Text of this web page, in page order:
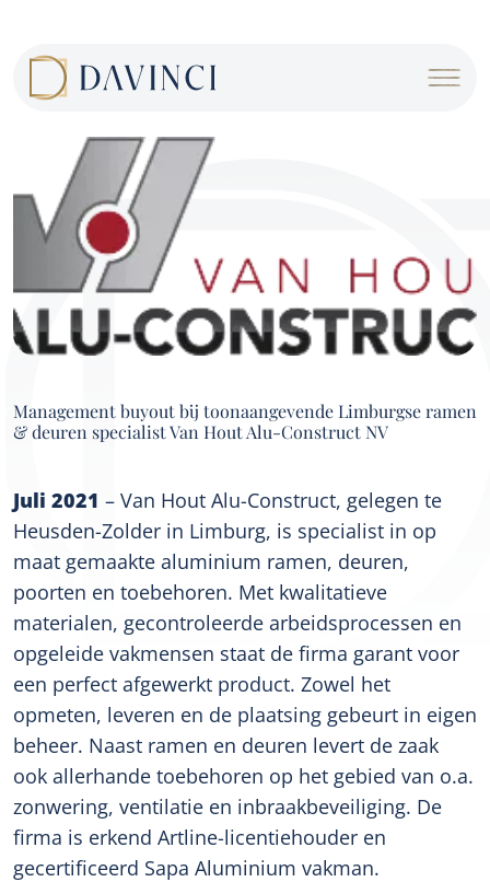
Management buyout bij toonaangevende Limburgse ramen
& deuren specialist Van Hout Alu-Construct NV
Juli 2021 – Van Hout Alu-Construct, gelegen te
Heusden-Zolder in Limburg, is specialist in op
maat gemaakte aluminium ramen, deuren,
poorten en toebehoren. Met kwalitatieve
materialen, gecontroleerde arbeidsprocessen en
opgeleide vakmensen staat de firma garant voor
een perfect afgewerkt product. Zowel het
opmeten, leveren en de plaatsing gebeurt in eigen
beheer. Naast ramen en deuren levert de zaak
ook allerhande toebehoren op het gebied van o.a.
zonwering, ventilatie en inbraakbeveiliging. De
firma is erkend Artline-licentiehouder en
gecertificeerd Sapa Aluminium vakman.